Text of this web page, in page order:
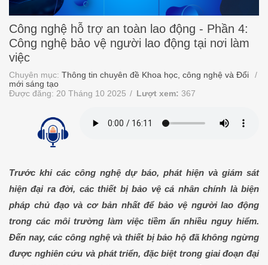
Công nghệ hỗ trợ an toàn lao động - Phần 4:
Công nghệ bảo vệ người lao động tại nơi làm
việc
Chuyên mục: Thông tin chuyên đề Khoa học, công nghệ và Đổi
mới sáng tạo
Được đăng: 20 Tháng 10 2025
Lượt xem: 367
Trước khi các công nghệ dự báo, phát hiện và giám sát
hiện đại ra đời, các thiết bị bảo vệ cá nhân chính là biện
pháp chủ đạo và cơ bản nhất để bảo vệ người lao động
trong các môi trường làm việc tiềm ẩn nhiều nguy hiểm.
Đến nay, các công nghệ và thiết bị bảo hộ đã không ngừng
được nghiên cứu và phát triển, đặc biệt trong giai đoạn đại